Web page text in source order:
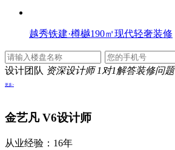
越秀铁建·樽樾190㎡现代轻奢装修
设计团队 资深设计师 1对1解答装修问题
更多>
金艺凡V6设计师
从业经验：16年